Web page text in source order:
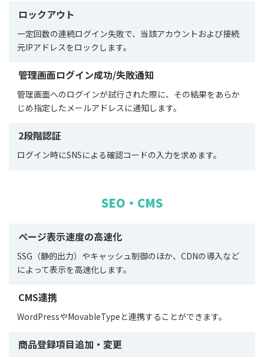
ロックアウト
一定回数の連続ログイン失敗で、当該アカウントおよび接続
元IPアドレスをロックします。
管理画面ログイン成功/失敗通知
管理画面へのログインが試行された際に、その結果をあらか
じめ指定したメールアドレスに通知します。
2段階認証
ログイン時にSNSによる確認コードの入力を求めます。
SEO・CMS
ページ表示速度の高速化
SSG（静的出力）やキャッシュ制御のほか、CDNの導入など
によって表示を高速化します。
CMS連携
WordPressやMovableTypeと連携することができます。
商品登録項目追加・変更